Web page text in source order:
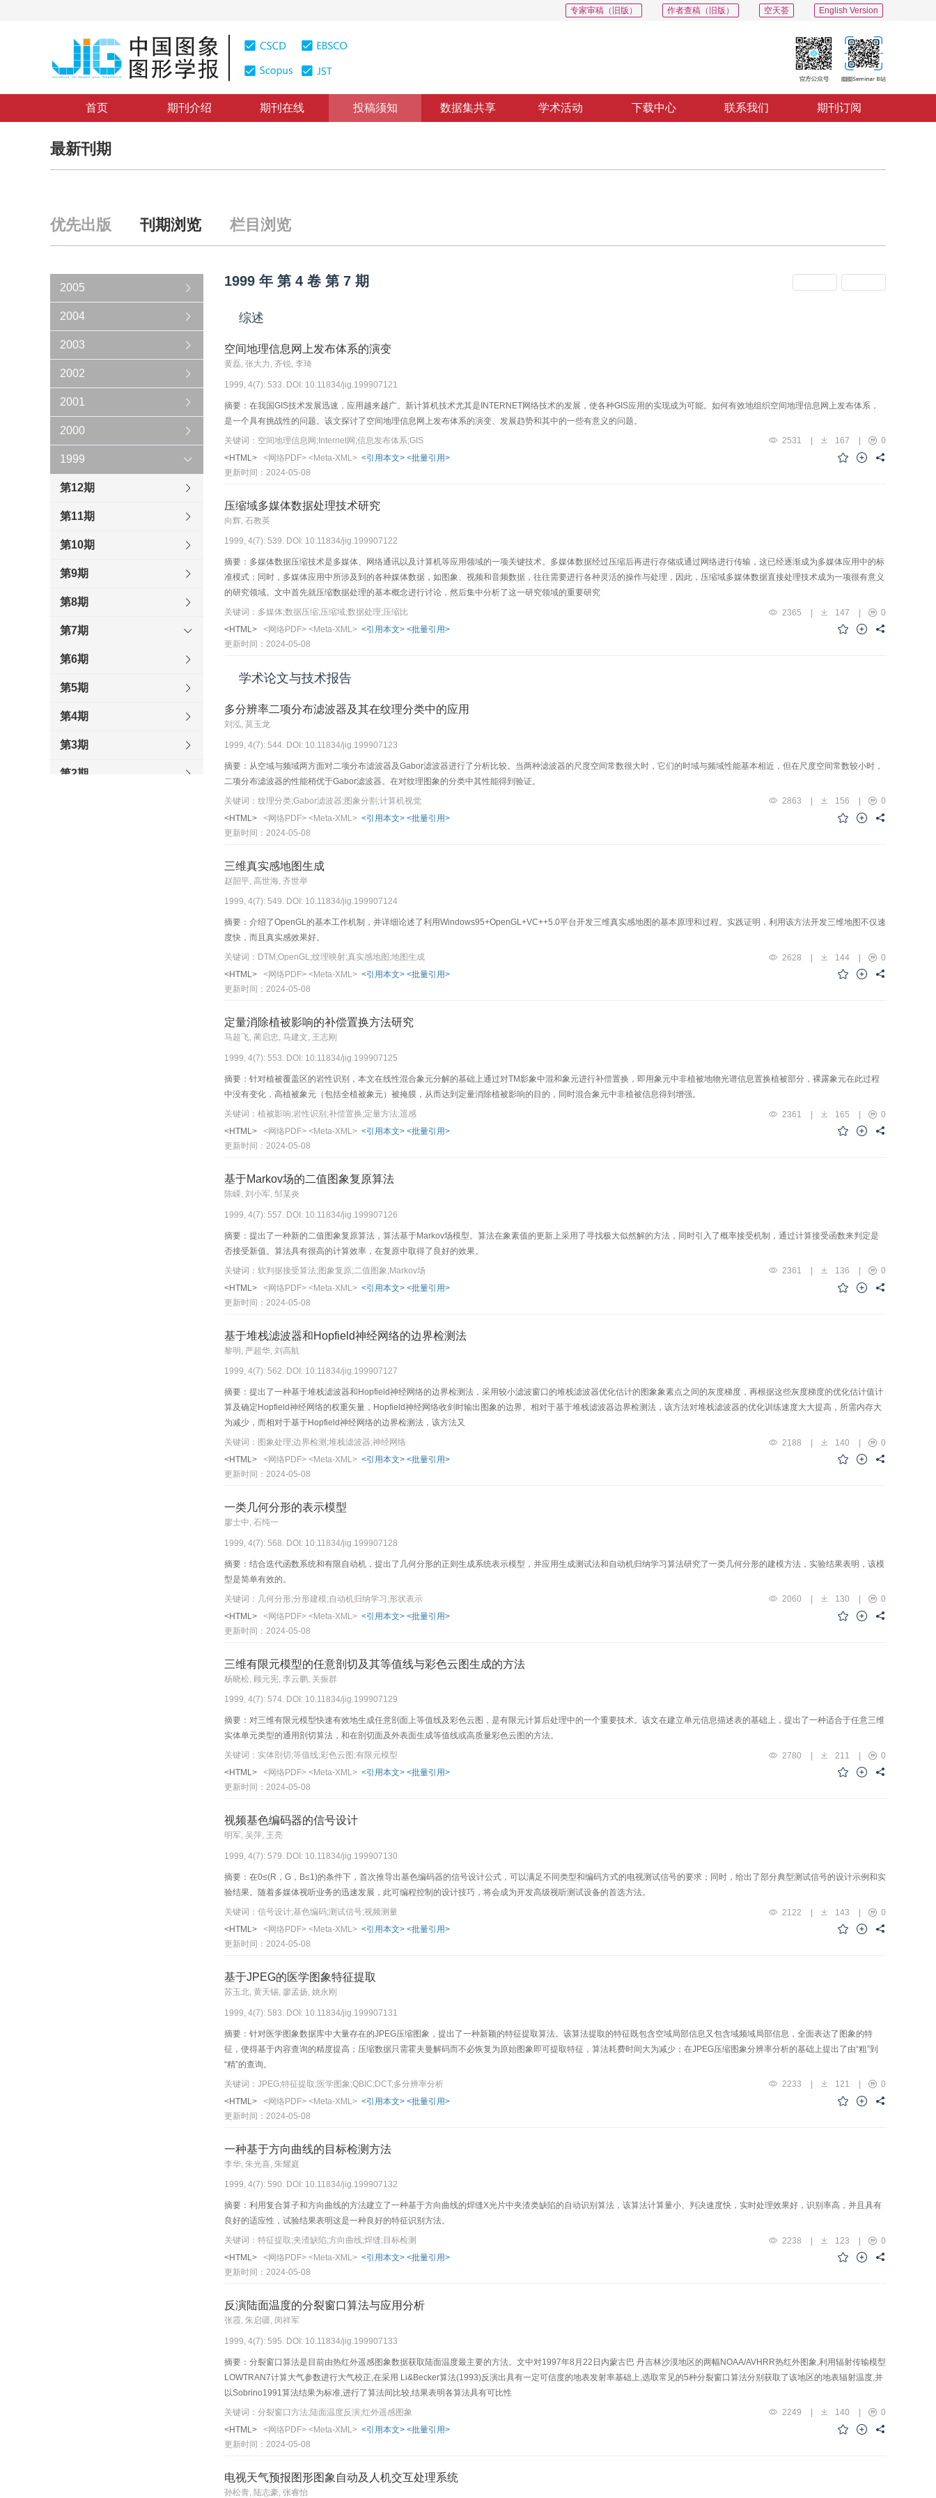
English Version
空天荟
作者查稿（旧版）
专家审稿（旧版）
首页 期刊介绍 期刊在线 投稿须知 数据集共享 学术活动 下载中心 联系我们 期刊订阅
最新刊期
优先出版 刊期浏览 栏目浏览
2005
2004
2003
2002
2001
2000
1999
第12期
第11期
第10期
第9期
第8期
第7期
第6期
第5期
第4期
第3期
第2期
1999 年 第 4 卷 第 7 期
综述
空间地理信息网上发布体系的演变
黄磊, 张大力, 齐锐, 李琦
1999, 4(7): 533. DOI: 10.11834/jig.199907121
摘要：在我国GIS技术发展迅速，应用越来越广。新计算机技术尤其是INTERNET网络技术的发展，使各种GIS应用的实现成为可能。如何有效地组织空间地理信息网上发布体系，
是一个具有挑战性的问题。该文探讨了空间地理信息网上发布体系的演变、发展趋势和其中的一些有意义的问题。
关键词：空间地理信息网;Internet网;信息发布体系;GIS
2531 167
0
<HTML>
<网络PDF> <Meta-XML> <引用本文> <批量引用>
更新时间：2024-05-08
压缩域多媒体数据处理技术研究
向辉, 石教英
1999, 4(7): 539. DOI: 10.11834/jig.199907122
摘要：多媒体数据压缩技术是多媒体、网络通讯以及计算机等应用领域的一项关键技术。多媒体数据经过压缩后再进行存储或通过网络进行传输，这已经逐渐成为多媒体应用中的标
准模式；同时，多媒体应用中所涉及到的各种媒体数据，如图象、视频和音频数据，往往需要进行各种灵活的操作与处理，因此，压缩域多媒体数据直接处理技术成为一项很有意义
的研究领域。文中首先就压缩数据处理的基本概念进行讨论，然后集中分析了这一研究领域的重要研究
关键词：多媒体;数据压缩;压缩域;数据处理;压缩比
2365 | 147 |
0
<HTML>
<网络PDF> <Meta-XML> <引用本文> <批量引用>
更新时间：2024-05-08
学术论文与技术报告
多分辨率二项分布滤波器及其在纹理分类中的应用
刘泓, 莫玉龙
1999, 4(7): 544. DOI: 10.11834/jig.199907123
摘要：从空域与频域两方面对二项分布滤波器及Gabor滤波器进行了分析比较。当两种滤波器的尺度空间常数很大时，它们的时域与频域性能基本相近，但在尺度空间常数较小时，
二项分布滤波器的性能稍优于Gabor滤波器。在对纹理图象的分类中其性能得到验证。
关键词：纹理分类;Gabor滤波器;图象分割;计算机视觉
2863 156
0
<HTML>
<网络PDF> <Meta-XML> <引用本文> <批量引用>
更新时间：2024-05-08
三维真实感地图生成
赵韶平, 高世海, 齐世举
1999, 4(7): 549. DOI: 10.11834/jig.199907124
摘要：介绍了OpenGL的基本工作机制，并详细论述了利用Windows95+OpenGL+VC++5.0平台开发三维真实感地图的基本原理和过程。实践证明，利用该方法开发三维地图不仅速
度快，而且真实感效果好。
关键词：DTM;OpenGL;纹理映射;真实感地图;地图生成
2628 144
0
<HTML>
<网络PDF> <Meta-XML> <引用本文> <批量引用>
更新时间：2024-05-08
定量消除植被影响的补偿置换方法研究
马超飞, 蔺启忠, 马建文, 王志刚
1999, 4(7): 553. DOI: 10.11834/jig.199907125
摘要：针对植被覆盖区的岩性识别，本文在线性混合象元分解的基础上通过对TM影象中混和象元进行补偿置换，即用象元中非植被地物光谱信息置换植被部分，裸露象元在此过程
中没有变化，高植被象元（包括全植被象元）被掩膜，从而达到定量消除植被影响的目的，同时混合象元中非植被信息得到增强。
关键词：植被影响;岩性识别;补偿置换;定量方法;遥感
2361 | 165 |
0
<HTML>
<网络PDF> <Meta-XML> <引用本文> <批量引用>
更新时间：2024-05-08
基于Markov场的二值图象复原算法
陈嵘, 刘小军, 邹某炎
1999, 4(7): 557. DOI: 10.11834/jig.199907126
摘要：提出了一种新的二值图象复原算法，算法基于Markov场模型。算法在象素值的更新上采用了寻找极大似然解的方法，同时引入了概率接受机制，通过计算接受函数来判定是
否接受新值。算法具有很高的计算效率，在复原中取得了良好的效果。
关键词：软判据接受算法;图象复原;二值图象;Markov场
2361 136
0
<HTML>
<网络PDF> <Meta-XML> <引用本文> <批量引用>
更新时间：2024-05-08
基于堆栈滤波器和Hopfield神经网络的边界检测法
黎明, 严超华, 刘高航
1999, 4(7): 562. DOI: 10.11834/jig.199907127
摘要：提出了一种基于堆栈滤波器和Hopfield神经网络的边界检测法，采用较小滤波窗口的堆栈滤波器优化估计的图象象素点之间的灰度梯度，再根据这些灰度梯度的优化估计值计
算及确定Hopfield神经网络的权重矢量，Hopfield神经网络收剑时输出图象的边界。相对于基于堆栈滤波器边界检测法，该方法对堆栈滤波器的优化训练速度大大提高，所需内存大
为减少，而相对于基于Hopfield神经网络的边界检测法，该方法又
关键词：图象处理;边界检测;堆栈滤波器;神经网络
2188 | 140 |
0
<HTML>
<网络PDF> <Meta-XML> <引用本文> <批量引用>
更新时间：2024-05-08
一类几何分形的表示模型
廖士中, 石纯一
1999, 4(7): 568. DOI: 10.11834/jig.199907128
摘要：结合迭代函数系统和有限自动机，提出了几何分形的正则生成系统表示模型，并应用生成测试法和自动机归纳学习算法研究了一类几何分形的建模方法，实验结果表明，该模
型是简单有效的。
关键词：几何分形;分形建模;自动机归纳学习;形状表示
2060 130
0
<HTML>
<网络PDF> <Meta-XML> <引用本文> <批量引用>
更新时间：2024-05-08
三维有限元模型的任意剖切及其等值线与彩色云图生成的方法
杨晓松, 顾元宪, 李云鹏, 关振群
1999, 4(7): 574. DOI: 10.11834/jig.199907129
摘要：对三维有限元模型快速有效地生成任意剖面上等值线及彩色云图，是有限元计算后处理中的一个重要技术。该文在建立单元信息描述表的基础上，提出了一种适合于任意三维
实体单元类型的通用剖切算法，和在剖切面及外表面生成等值线或高质量彩色云图的方法。
关键词：实体剖切;等值线;彩色云图;有限元模型
2780 211
0
<HTML>
<网络PDF> <Meta-XML> <引用本文> <批量引用>
更新时间：2024-05-08
视频基色编码器的信号设计
明军, 吴萍, 王亮
1999, 4(7): 579. DOI: 10.11834/jig.199907130
摘要：在0≤(R，G，B≤1)的条件下，首次推导出基色编码器的信号设计公式，可以满足不同类型和编码方式的电视测试信号的要求；同时，给出了部分典型测试信号的设计示例和实
验结果。随着多媒体视听业务的迅速发展，此可编程控制的设计技巧，将会成为开发高级视听测试设备的首选方法。
关键词：信号设计;基色编码;测试信号;视频测量
2122 | 143 |
0
<HTML>
<网络PDF> <Meta-XML> <引用本文> <批量引用>
更新时间：2024-05-08
基于JPEG的医学图象特征提取
苏玉北, 黄天锡, 廖孟扬, 姚永刚
1999, 4(7): 583. DOI: 10.11834/jig.199907131
摘要：针对医学图象数据库中大量存在的JPEG压缩图象，提出了一种新颖的特征提取算法。该算法提取的特征既包含空域局部信息又包含域频域局部信息，全面表达了图象的特
征，使得基于内容查询的精度提高；压缩数据只需霍夫曼解码而不必恢复为原始图象即可提取特征，算法耗费时间大为减少；在JPEG压缩图象分辨率分析的基础上提出了由“粗”到
“精”的查询。
关键词：JPEG;特征提取;医学图象;QBIC;DCT;多分辨率分析
2233 121
0
<HTML>
<网络PDF> <Meta-XML> <引用本文> <批量引用>
更新时间：2024-05-08
一种基于方向曲线的目标检测方法
李华, 朱光喜, 朱耀庭
1999, 4(7): 590. DOI: 10.11834/jig.199907132
摘要：利用复合算子和方向曲线的方法建立了一种基于方向曲线的焊缝X光片中夹渣类缺陷的自动识别算法，该算法计算量小、判决速度快，实时处理效果好，识别率高，并且具有
良好的适应性，试验结果表明这是一种良好的特征识别方法。
关键词：特征提取;夹渣缺陷;方向曲线;焊缝;目标检测
2238 | 123 |
0
<HTML>
<网络PDF> <Meta-XML> <引用本文> <批量引用>
更新时间：2024-05-08
反演陆面温度的分裂窗口算法与应用分析
张霞, 朱启疆, 闵祥军
1999, 4(7): 595. DOI: 10.11834/jig.199907133
摘要：分裂窗口算法是目前由热红外遥感图象数据获取陆面温度最主要的方法。文中对1997年8月22日内蒙古巴 丹吉林沙漠地区的两幅NOAA/AVHRR热红外图象,利用辐射传输模型
LOWTRAN7计算大气参数进行大气校正,在采用 Li&Becker算法(1993)反演出具有一定可信度的地表发射率基础上,选取常见的5种分裂窗口算法分别获取了该地区的地表辐射温度,并
以Sobrino1991算法结果为标准,进行了算法间比较,结果表明各算法具有可比性
关键词：分裂窗口方法;陆面温度反演;红外遥感图象
2249 140
0
<HTML>
<网络PDF> <Meta-XML> <引用本文> <批量引用>
更新时间：2024-05-08
电视天气预报图形图象自动及人机交互处理系统
孙松青, 陆志豪, 张睿怡